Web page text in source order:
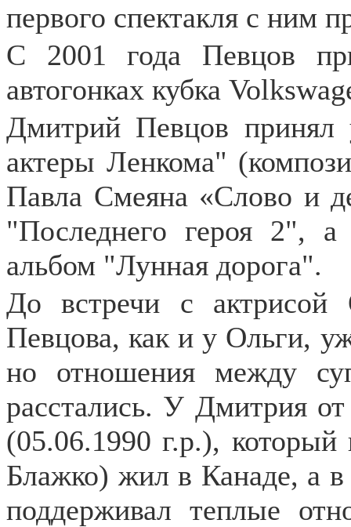
первого спектакля с ним
С 2001 года Певцов
автогонках кубка
Дмитрий Певцов принял
актеры Ленкома"
Павла Смеяна «Слово и
"Последнего героя 2",
альбом "Лунная дорога".
До встречи с
Певцова, как и у Ольги,
но отношения между
расстались. У Дмитрия
(05.06.1990 г.р.),
Блажко) жил в Канаде, а
поддерживал теплые